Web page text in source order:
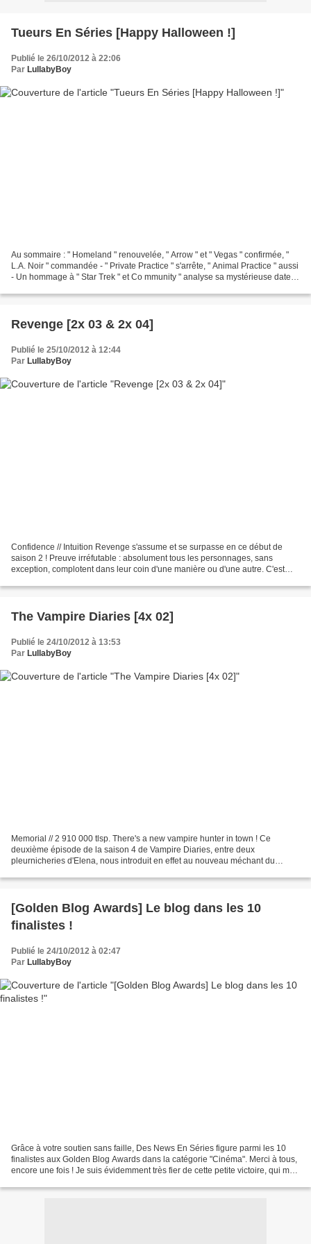
Tueurs En Séries [Happy Halloween !]
Publié le 26/10/2012 à 22:06
Par LullabyBoy
Au sommaire : " Homeland " renouvelée, " Arrow " et " Vegas " confirmée, "
L.A. Noir " commandée - " Private Practice " s'arrête, " Animal Practice " aussi
- Un hommage à " Star Trek " et Co mmunity " analyse sa mystérieuse date
Revenge [2x 03 & 2x 04]
Publié le 25/10/2012 à 12:44
Par LullabyBoy
Confidence // Intuition Revenge s'assume et se surpasse en ce début de
saison 2 ! Preuve irréfutable : absolument tous les personnages, sans
exception, complotent dans leur coin d'une manière ou d'une autre. C'est
The Vampire Diaries [4x 02]
Publié le 24/10/2012 à 13:53
Par LullabyBoy
Memorial // 2 910 000 tlsp. There's a new vampire hunter in town ! Ce
deuxième épisode de la saison 4 de Vampire Diaries, entre deux
pleurnicheries d'Elena, nous introduit en effet au nouveau méchant du
[Golden Blog Awards] Le blog dans les 10
finalistes !
Publié le 24/10/2012 à 02:47
Par LullabyBoy
Grâce à votre soutien sans faille, Des News En Séries figure parmi les 10
finalistes aux Golden Blog Awards dans la catégorie "Cinéma". Merci à tous,
encore une fois ! Je suis évidemment très fier de cette petite victoire, qui me